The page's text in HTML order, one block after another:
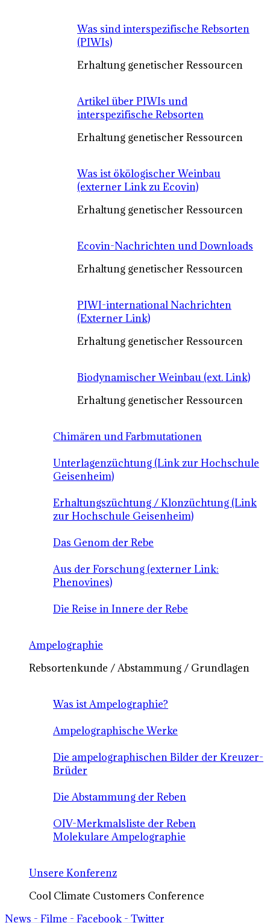
Was sind interspezifische Rebsorten
(PIWIs)
Erhaltung genetischer Ressourcen
Artikel über PIWIs und
interspezifische Rebsorten
Erhaltung genetischer Ressourcen
Was ist ökölogischer Weinbau
(externer Link zu Ecovin)
Erhaltung genetischer Ressourcen
Ecovin-Nachrichten und Downloads
Erhaltung genetischer Ressourcen
PIWI-international Nachrichten
(Externer Link)
Erhaltung genetischer Ressourcen
Biodynamischer Weinbau (ext. Link)
Erhaltung genetischer Ressourcen
Chimären und Farbmutationen
Unterlagenzüchtung (Link zur Hochschule
Geisenheim)
Erhaltungszüchtung / Klonzüchtung (Link
zur Hochschule Geisenheim)
Das Genom der Rebe
Aus der Forschung (externer Link:
Phenovines)
Die Reise in Innere der Rebe
Ampelographie
Rebsortenkunde / Abstammung / Grundlagen
Was ist Ampelographie?
Ampelographische Werke
Die ampelographischen Bilder der Kreuzer-
Brüder
Die Abstammung der Reben
OIV-Merkmalsliste der Reben
Molekulare Ampelographie
Unsere Konferenz
Cool Climate Customers Conference
News - Filme - Facebook - Twitter